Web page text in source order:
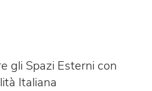
gli Spazi Esterni con
Italiana